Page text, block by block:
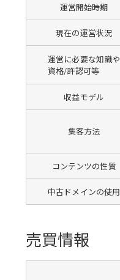
運営開始時期
現在の運営状況
運営に必要な知識や
資格/許認可等
収益モデル
集客方法
コンテンツの性質
中古ドメインの使用
売買情報